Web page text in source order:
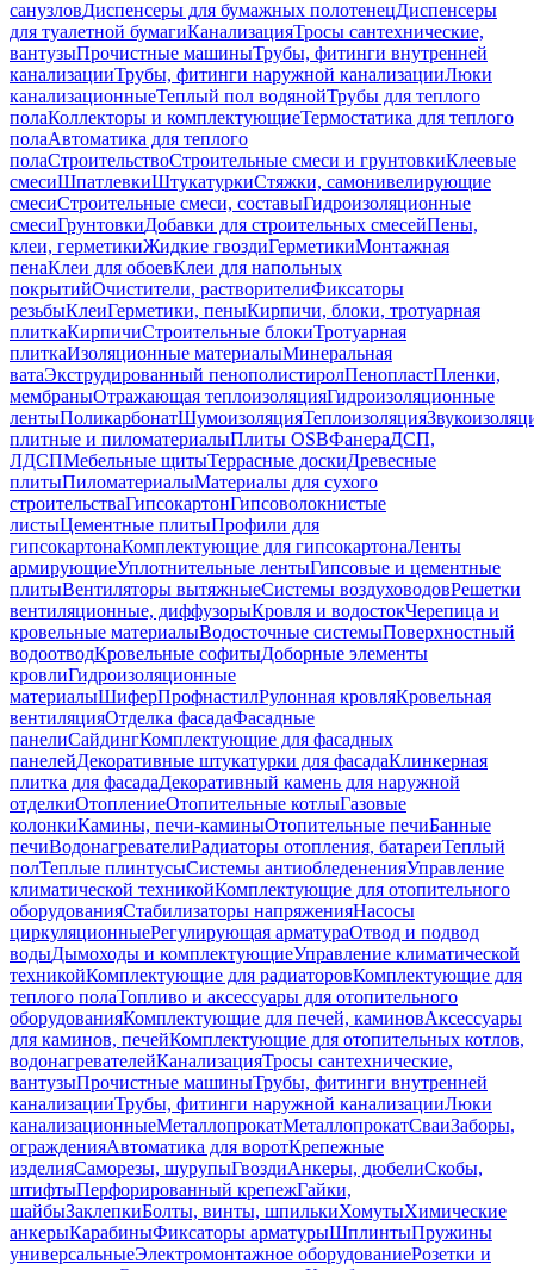
санузловДиспенсеры для бумажных полотенецДиспенсеры
для туалетной бумагиКанализацияТросы сантехнические,
вантузыПрочистные машиныТрубы, фитинги внутренней
канализацииТрубы, фитинги наружной канализацииЛюки
канализационныеТеплый пол водянойТрубы для теплого
полаКоллекторы и комплектующиеТермостатика для теплого
полаАвтоматика для теплого
полаСтроительствоСтроительные смеси и грунтовкиКлеевые
смесиШпатлевкиШтукатуркиСтяжки, самонивелирующие
смесиСтроительные смеси, составыГидроизоляционные
смесиГрунтовкиДобавки для строительных смесейПены,
клеи, герметикиЖидкие гвоздиГерметикиМонтажная
пенаКлеи для обоевКлеи для напольных
покрытийОчистители, растворителиФиксаторы
резьбыКлеиГерметики, пеныКирпичи, блоки, тротуарная
плиткаКирпичиСтроительные блокиТротуарная
плиткаИзоляционные материалыМинеральная
ватаЭкструдированный пенополистиролПенопластПленки,
мембраныОтражающая теплоизоляцияГидроизоляционные
лентыПоликарбонатШумоизоляцияТеплоизоляция
плитные и пиломатериалыПлиты OSBФанераДСП,
ЛДСПМебельные щитыТеррасные доскиДревесные
плитыПиломатериалыМатериалы для сухого
строительстваГипсокартонГипсоволокнистые
листыЦементные плитыПрофили для
гипсокартонаКомплектующие для гипсокартонаЛенты
армирующиеУплотнительные лентыГипсовые и цементные
плитыВентиляторы вытяжныеСистемы воздуховодовРешетки
вентиляционные, диффузорыКровля и водостокЧерепица и
кровельные материалыВодосточные системыПоверхностный
водоотводКровельные софитыДоборные элементы
кровлиГидроизоляционные
материалыШиферПрофнастилРулонная кровляКровельная
вентиляцияОтделка фасадаФасадные
панелиСайдингКомплектующие для фасадных
панелейДекоративные штукатурки для фасадаКлинкерная
плитка для фасадаДекоративный камень для наружной
отделкиОтоплениеОтопительные котлыГазовые
колонкиКамины, печи-каминыОтопительные печиБанные
печиВодонагревателиРадиаторы отопления, батареиТеплый
полТеплые плинтусыСистемы антиобледененияУправление
климатической техникойКомплектующие для отопительного
оборудованияСтабилизаторы напряженияНасосы
циркуляционныеРегулирующая арматураОтвод и подвод
водыДымоходы и комплектующиеУправление климатической
техникойКомплектующие для радиаторовКомплектующие для
теплого полаТопливо и аксессуары для отопительного
оборудованияКомплектующие для печей, каминовАксессуары
для каминов, печейКомплектующие для отопительных котлов,
водонагревателейКанализацияТросы сантехнические,
вантузыПрочистные машиныТрубы, фитинги внутренней
канализацииТрубы, фитинги наружной канализацииЛюки
канализационныеМеталлопрокатМеталлопрокатСваиЗаборы,
огражденияАвтоматика для воротКрепежные
изделияСаморезы, шурупыГвоздиАнкеры, дюбелиСкобы,
штифтыПерфорированный крепежГайки,
шайбыЗаклепкиБолты, винты, шпилькиХомутыХимические
анкерыКарабиныФиксаторы арматурыШплинтыПружины
универсальныеЭлектромонтажное оборудованиеРозетки и